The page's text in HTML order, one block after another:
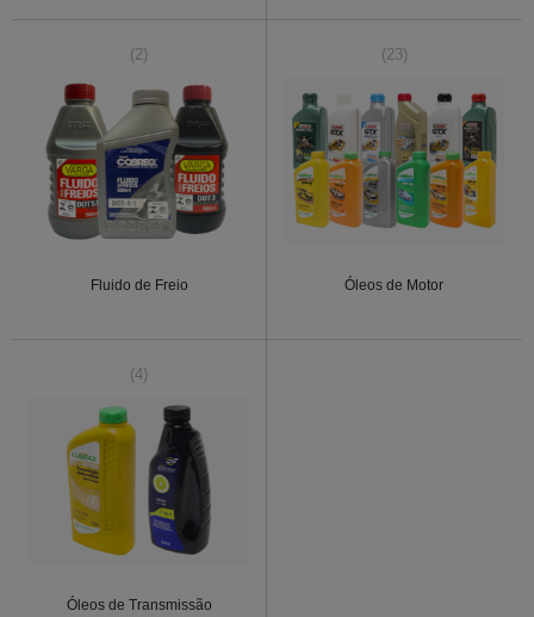
(2)
Fluido de Freio
(23)
Óleos de Motor
(4)
Óleos de Transmissão